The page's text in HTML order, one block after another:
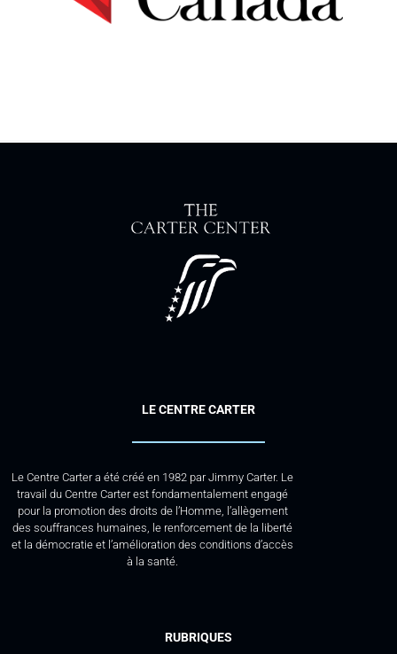
LE CENTRE CARTER
Le Centre Carter a été créé en 1982 par Jimmy Carter. Le
travail du Centre Carter est fondamentalement engagé
pour la promotion des droits de l’Homme, l’allègement
des souffrances humaines, le renforcement de la liberté
et la démocratie et l’amélioration des conditions d’accès
à la santé.
RUBRIQUES